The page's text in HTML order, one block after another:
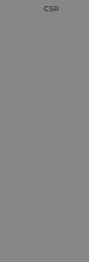
CSR